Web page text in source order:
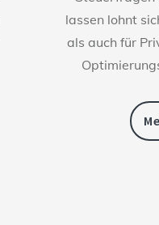
lassen lohnt
als auch für